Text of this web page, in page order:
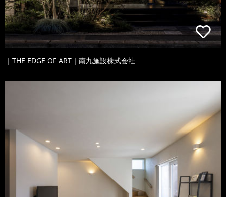
｜THE EDGE OF ART｜南九施設株式会社